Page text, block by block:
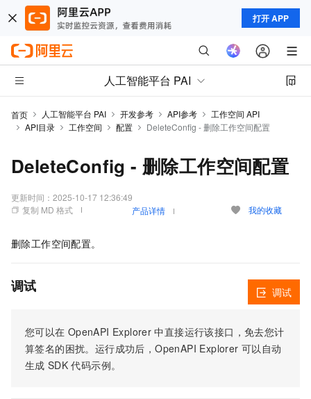
打开 APP
人工智能平台 PAI
首页 人工智能平台 PAI 开发参考 API参考
工作空间 API
API目录
工作空间 配置 DeleteConfig - 删除工作空间配置
DeleteConfig - 删除工作空间配置
更新时间： 2025-10-17 12:36:49
复制 MD 格式
产品详情 我的收藏
删除工作空间配置。
调试
您可以在 OpenAPI Explorer 中直接运行该接口，免去您计
算签名的困扰。运行成功后，OpenAPI Explorer 可以自动
生成 SDK 代码示例。
调试